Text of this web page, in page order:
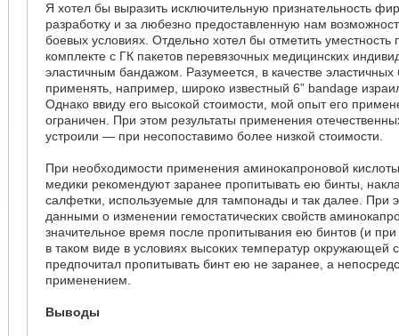
Я хотел бы выразить исключительную признательность
разработку и за любезно предоставленную нам
боевых условиях. Отдельно хотел бы отметить уместность
комплекте с ГК пакетов перевязочных медицинских
эластичным бандажом. Разумеется, в качестве
применять, например, широко известный 6” bandage
Однако ввиду его высокой стоимости, мой опыт его
ограничен. При этом результаты применения
устроили — при несопоставимо более низкой стоимости.
При необходимости применения аминокапроновой
медики рекомендуют заранее пропитывать ею бинты,
салфетки, используемые для тампонады и так далее. При
данными о изменении гемостатических свойств
значительное время после пропитывания ею бинтов (и
в таком виде в условиях высоких температур
предпочитал пропитывать бинт ею не заранее, а
применением.
Выводы